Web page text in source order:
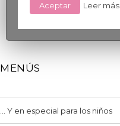
MENÚS
... Y en especial para los niños
Aceptar Leer más